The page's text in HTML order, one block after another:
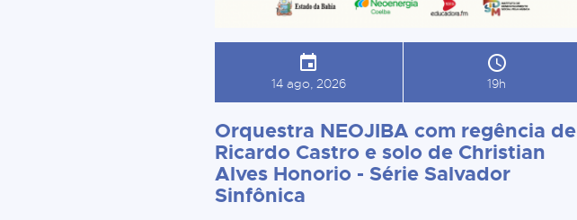
14 ago, 2026 19h
Orquestra NEOJIBA com regência de
Ricardo Castro e solo de Christian
Alves Honorio - Série Salvador
Sinfônica